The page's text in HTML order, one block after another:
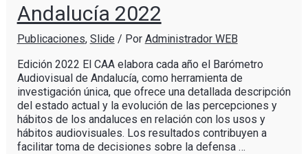
Andalucía 2022
Publicaciones, Slide/ Por Administrador WEB
Edición 2022 El CAA elabora cada año el Barómetro
Audiovisual de Andalucía, como herramienta de
investigación única, que ofrece una detallada descripción
del estado actual y la evolución de las percepciones y
hábitos de los andaluces en relación con los usos y
hábitos audiovisuales. Los resultados contribuyen a
facilitar toma de decisiones sobre la defensa …